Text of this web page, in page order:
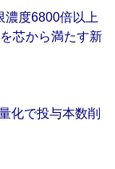
濃度6800倍以上
芯から満たす新
化で投与本数削